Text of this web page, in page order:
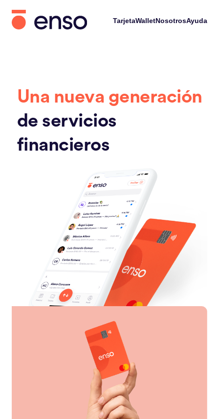
TarjetaWalletNosotrosAyuda
Una nueva generación
de servicios
financieros